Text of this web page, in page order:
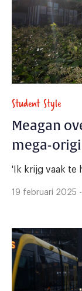
Student Style
Meagan
mega-
'Ik krijg vaak te
19 februari 2025